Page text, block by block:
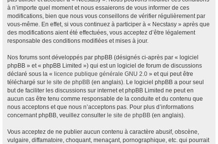
à n’importe quel moment et nous essaierons de vous informer de ces
modifications, bien que nous vous conseillons de vérifier régulièrement par
vous-même. En effet, si vous continuez à participer à « Necstasy » après que
des modifications aient été effectuées, vous acceptez d’être légalement
responsable des conditions modifiées et mises à jour.
Nos forums sont développés par phpBB (désignés ci-après par « logiciel
phpBB » et « phpBB Limited ») qui est un logiciel de forum de discussions
déclaré sous la « licence publique générale GNU 2.0 » et qui peut être
téléchargé sur le site de phpBB (en anglais). Le logiciel phpBB a pour seul
but de faciliter les discussions sur internet et phpBB Limited ne peut en
aucun cas être tenu comme responsable de la conduite et du contenu que
nous acceptons et que nous n’acceptons pas. Pour plus d’informations
concernant phpBB, veuillez consulter le site de phpBB (en anglais).
Vous acceptez de ne publier aucun contenu à caractère abusif, obscène,
vulgaire, diffamatoire, choquant, menaçant, pornographique, etc. qui pourrait